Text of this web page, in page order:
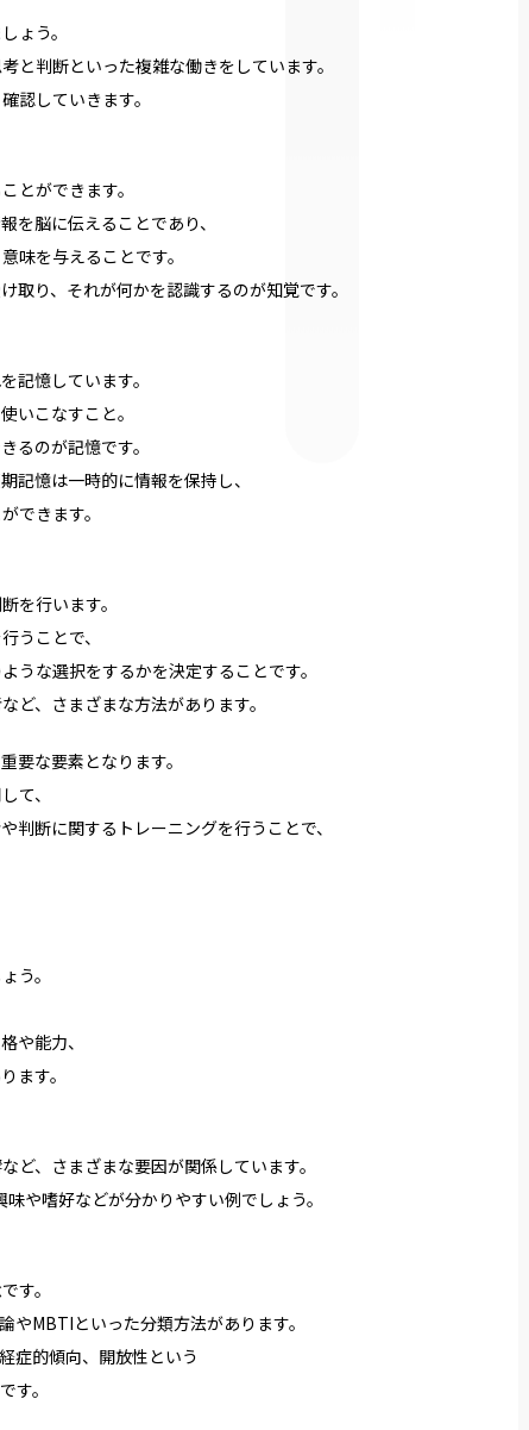
ょう。
と判断といった複雑な働きをしています。
認していきます。
とができます。
を脳に伝えることであり、
味を与えることです。
取り、それが何かを認識するのが知覚です。
記憶しています。
いこなすこと。
るのが記憶です。
記憶は一時的に情報を保持し、
できます。
を行います。
うことで、
うな選択をするかを決定することです。
ど、さまざまな方法があります。
要な要素となります。
て、
判断に関するトレーニングを行うことで、
う。
や能力、
ます。
ど、さまざまな要因が関係しています。
や嗜好などが分かりやすい例でしょう。
す。
MBTIといった分類方法があります。
症的傾向、開放性という
す。